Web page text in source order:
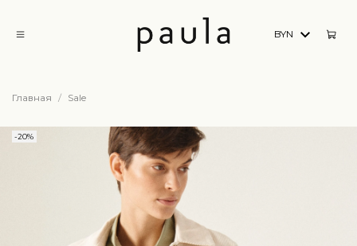
BYN
Главная Sale
-20%